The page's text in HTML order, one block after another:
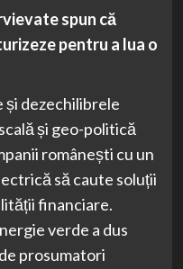
spun că
pentru a lua o
și dezechilibrele
și geo-politică
românești cu un
să caute soluții
financiare.
verde a dus
prosumatori